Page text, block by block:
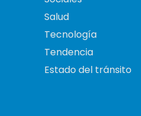
Salud
Tecnología
Tendencia
Estado del tránsito